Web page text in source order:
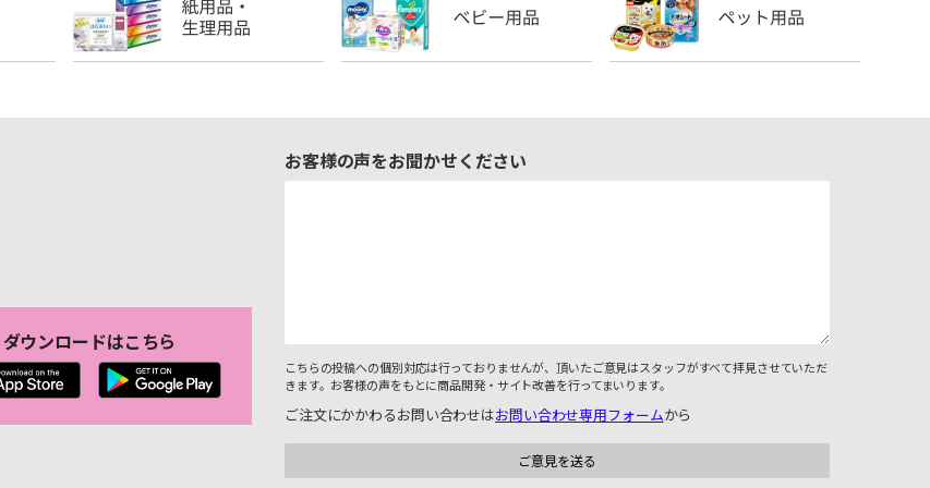
ダウンロードはこちら
お客様の声をお聞かせください
こちらの投稿への個別対応は行っておりませんが、頂いたご意見はスタッフがすべて拝見させていただ
きます。お客様の声をもとに商品開発・サイト改善を行ってまいります。
ご注文にかかわるお問い合わせはお問い合わせ専用フォームから